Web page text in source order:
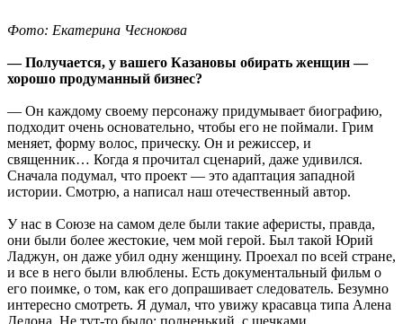
Фото: Екатерина Чеснокова
— Получается, у вашего Казановы обирать женщин —
хорошо продуманный бизнес?
— Он каждому своему персонажу придумывает биографию,
подходит очень основательно, чтобы его не поймали. Грим
меняет, форму волос, прическу. Он и режиссер, и
священник… Когда я прочитал сценарий, даже удивился.
Сначала подумал, что проект — это адаптация западной
истории. Смотрю, а написал наш отечественный автор.
У нас в Союзе на самом деле были такие аферисты, правда,
они были более жестокие, чем мой герой. Был такой Юрий
Ладжун, он даже убил одну женщину. Проехал по всей стране,
и все в него были влюблены. Есть документальный фильм о
его поимке, о том, как его допрашивает следователь. Безумно
интересно смотреть. Я думал, что увижу красавца типа Алена
Делона. Не тут-то было: полненький, с щечками,